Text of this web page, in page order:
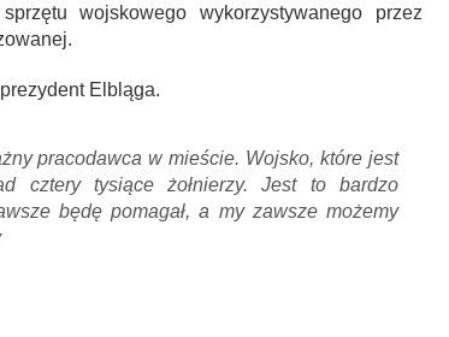
wojskowego wykorzystywanego przez
Elbląga.
pracodawca w mieście. Wojsko, które jest
cztery tysiące żołnierzy. Jest to bardzo
będę pomagał, a my zawsze możemy